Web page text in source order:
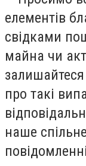
елементів
свідками
майна чи
про такі
наше